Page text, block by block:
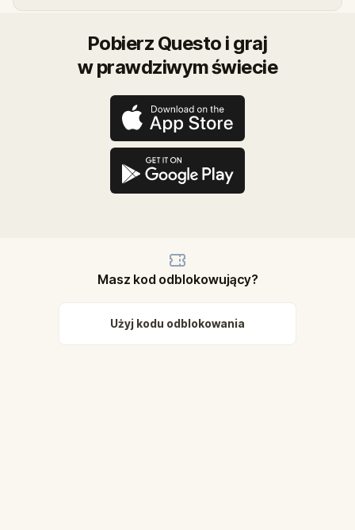
Pobierz Questo i graj
w prawdziwym świecie
Masz kod odblokowujący?
Użyj kodu odblokowania